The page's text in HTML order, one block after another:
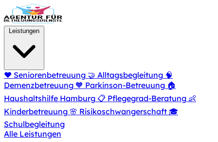
Zum Hauptinhalt springen
❤️ Seniorenbetreuung 🤝 Alltagsbegleitung 🧠
Demenzbetreuung 🧡 Parkinson-Betreuung 🏠
Haushaltshilfe Hamburg 📋 Pflegegrad-Beratung 👶
Kinderbetreuung 🌸 Risikoschwangerschaft 🎓
Schulbegleitung
Alle Leistungen